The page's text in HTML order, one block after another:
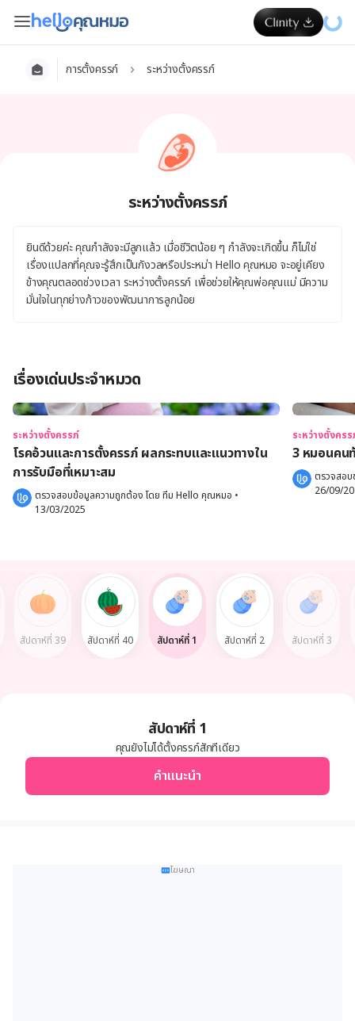
การตั้งครรภ์ ระหว่างตั้งครรภ์
ระหว่างตั้งครรภ์
ยินดีด้วยค่ะ คุณกำลังจะมีลูกแล้ว เมื่อชีวิตน้อย ๆ กำลังจะเกิดขึ้น ก็ไม่ใช่
เรื่องแปลกที่คุณจะรู้สึกเป็นกังวลหรือประหม่า Hello คุณหมอ จะอยู่เคียง
ข้างคุณตลอดช่วงเวลา ระหว่างตั้งครรภ์ เพื่อช่วยให้คุณพ่อคุณแม่ มีความ
มั่นใจในทุกย่างก้าวของพัฒนาการลูกน้อย
เรื่องเด่นประจำหมวด
ระหว่างตั้งครรภ์
โรคอ้วนและการตั้งครรภ์ ผลกระทบและแนวทางใน
การรับมือที่เหมาะสม
ตรวจสอบข้อมูลความถูกต้อง โดย ทีม Hello คุณหมอ •
13/03/2025
ระหว่างตั้งคร
3 หมอนคน
ตรวจสอ
26/09/
สัปดาห์ที่ 39 สัปดาห์ที่ 40 สัปดาห์ที่ 1 สัปดาห์ที่ 2 สัปดาห์ที่ 3
สัปดาห์ที่ 1
คุณยังไม่ได้ตั้งครรภ์สักทีเดียว
คำแนะนำ
โฆษณา